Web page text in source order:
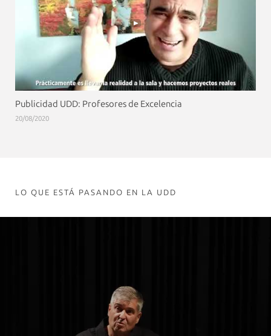
Publicidad UDD: Profesores de Excelencia
20/08/2020
LO QUE ESTÁ PASANDO EN LA UDD